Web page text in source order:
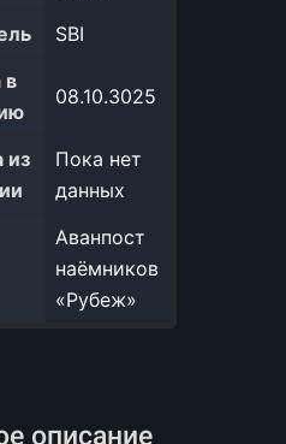
SBI
в
08.10.3025
из
Пока нет
данных
Аванпост
наёмников
«Рубеж»
описание